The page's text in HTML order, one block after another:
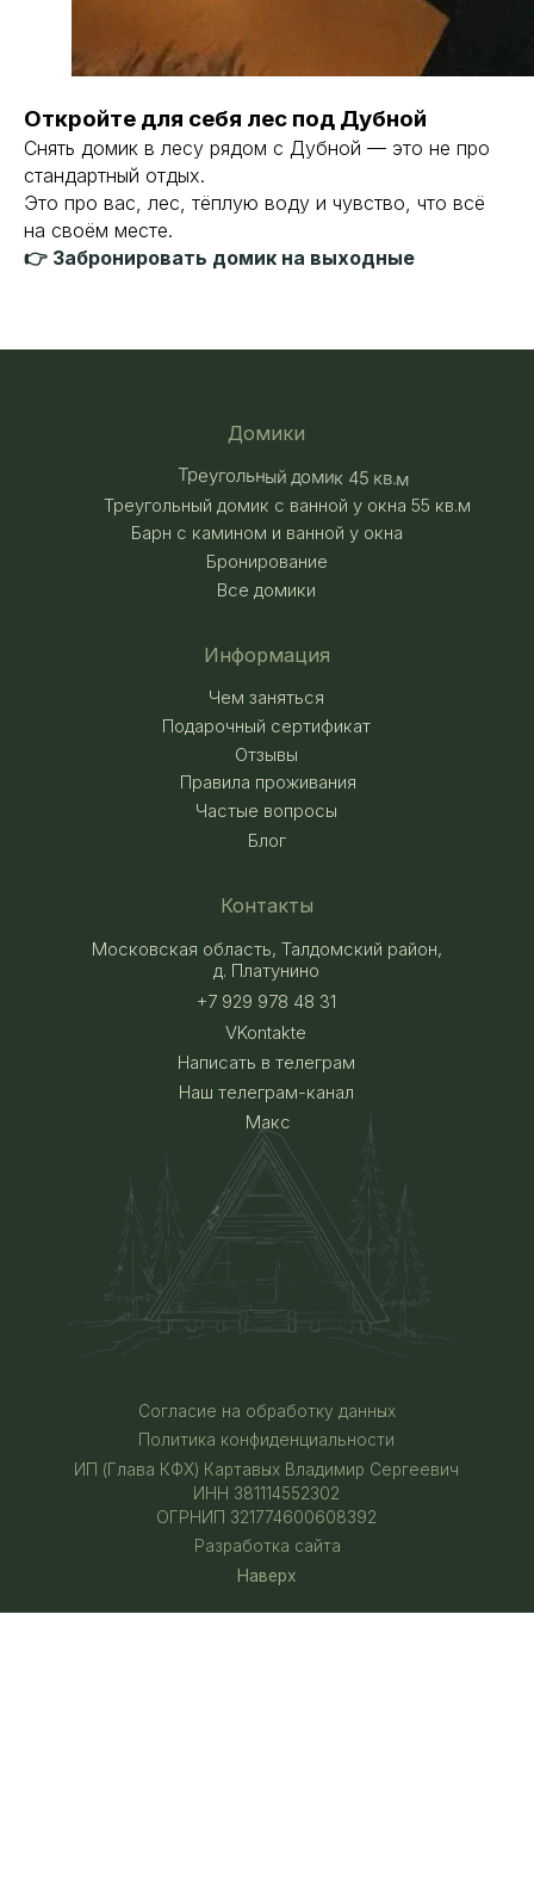
Откройте для себя лес под Дубной
Снять домик в лесу рядом с Дубной — это не про
стандартный отдых.
Это про вас, лес, тёплую воду и чувство, что всё
на своём месте.
👉 Забронировать домик на выходные